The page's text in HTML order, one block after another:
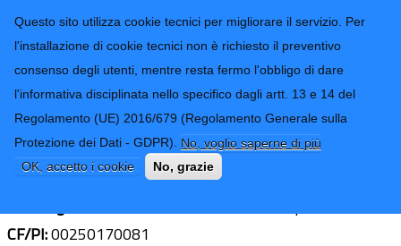
Questo sito utilizza cookie tecnici per migliorare il servizio. Per
l'installazione di cookie tecnici non è richiesto il preventivo
consenso degli utenti, mentre resta fermo l'obbligo di dare
l'informativa disciplinata nello specifico dagli artt. 13 e 14 del
Regolamento (UE) 2016/679 (Regolamento Generale sulla
Protezione dei Dati - GDPR). No, voglio saperne di più
OK, accetto i cookie
No, grazie
Provincia di
Imperia
CONTATTI-URP
TRASPARENZA
Form di ricerca
Comune di Dolceacqua
Ultimo aggiornamento: 03/07/2024 - 14:24
CF/PI:00250170081